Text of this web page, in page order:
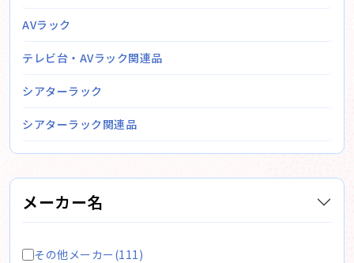
AVラック
テレビ台・AVラック関連品
シアターラック
シアターラック関連品
メーカー名
その他メーカー(111)